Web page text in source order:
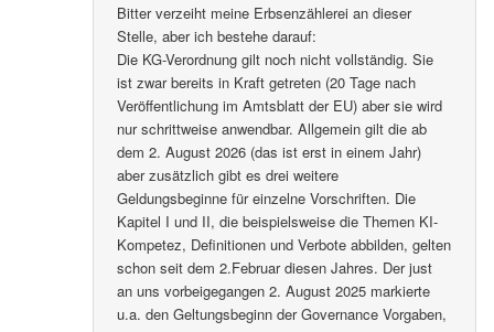
Bitter verzeiht meine Erbsenzählerei an dieser
Stelle, aber ich bestehe darauf:
Die KG-Verordnung gilt noch nicht vollständig. Sie
ist zwar bereits in Kraft getreten (20 Tage nach
Veröffentlichung im Amtsblatt der EU) aber sie wird
nur schrittweise anwendbar. Allgemein gilt die ab
dem 2. August 2026 (das ist erst in einem Jahr)
aber zusätzlich gibt es drei weitere
Geldungsbeginne für einzelne Vorschriften. Die
Kapitel I und II, die beispielsweise die Themen KI-
Kompetez, Definitionen und Verbote abbilden, gelten
schon seit dem 2.Februar diesen Jahres. Der just
an uns vorbeigegangen 2. August 2025 markierte
u.a. den Geltungsbeginn der Governance Vorgaben,